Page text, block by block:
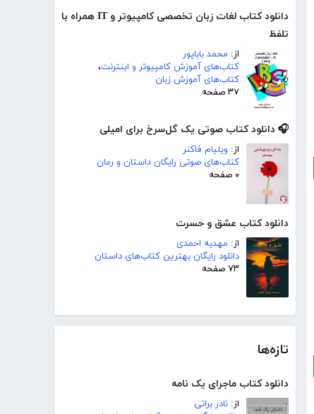
دانلود کتاب لغات زبان تخصصی کامپیوتر و IT همراه با
تلفظ
از: محمد باباپور
کتاب‌های آموزش کامپیوتر و اینترنت،
کتاب‌های آموزش زبان
۳۷ صفحه
🎧 دانلود کتاب صوتی یک گل‌سرخ برای امیلی
از: ویلیام فاکنر
کتاب‌های صوتی رایگان داستان و رمان
۰ صفحه
دانلود کتاب عشق و حسرت
از: مهدیه احمدی
دانلود رایگان بهترین کتاب‌های داستان
۷۳ صفحه
تازه‌ها
دانلود کتاب ماجرای یک نامه
از: نادر براتی